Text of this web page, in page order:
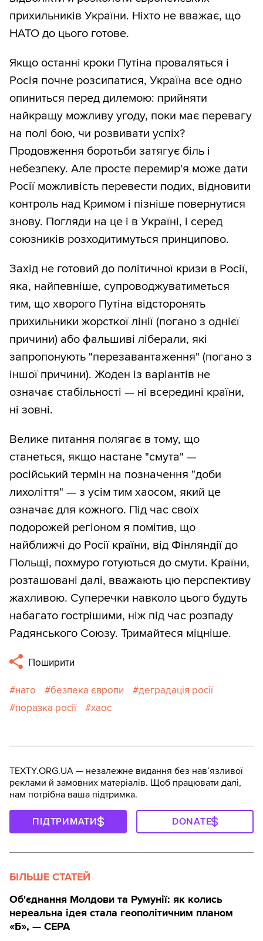
прихильників України. Ніхто не вважає, що
НАТО до цього готове.
Якщо останні кроки Путіна проваляться і
Росія почне розсипатися, Україна все одно
опиниться перед дилемою: прийняти
найкращу можливу угоду, поки має перевагу
на полі бою, чи розвивати успіх?
Продовження боротьби затягує біль і
небезпеку. Але просте перемир'я може дати
Росії можливість перевести подих, відновити
контроль над Кримом і пізніше повернутися
знову. Погляди на це і в Україні, і серед
союзників розходитимуться принципово.
Захід не готовий до політичної кризи в Росії,
яка, найпевніше, супроводжуватиметься
тим, що хворого Путіна відсторонять
прихильники жорсткої лінії (погано з однієї
причини) або фальшиві ліберали, які
запропонують "перезавантаження" (погано з
іншої причини). Жоден із варіантів не
означає стабільності — ні всередині країни,
ні зовні.
Велике питання полягає в тому, що
станеться, якщо настане "смута" —
російський термін на позначення "доби
лихоліття" — з усім тим хаосом, який це
означає для кожного. Під час своїх
подорожей регіоном я помітив, що
найближчі до Росії країни, від Фінляндії до
Польщі, похмуро готуються до смути. Країни,
розташовані далі, вважають цю перспективу
жахливою. Суперечки навколо цього будуть
набагато гострішими, ніж під час розпаду
Радянського Союзу. Тримайтеся міцніше.
Поширити
нато безпека європи
деградація росії
поразка росії
хаос
TEXTY.ORG.UA — незалежне видання без навʼязливої
реклами й замовних матеріалів. Щоб працювати далі,
нам потрібна ваша підтримка.
ПІДТРИМАТИ DONATE
БІЛЬШЕ СТАТЕЙ
Об'єднання Молдови та Румунії: як колись
нереальна ідея стала геополітичним планом
«Б», — CEPA